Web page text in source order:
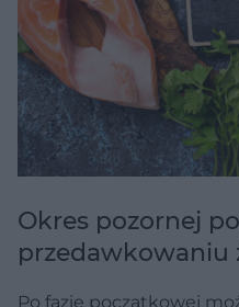
Okres pozornej
przedawkowaniu
Po fazie początkowej